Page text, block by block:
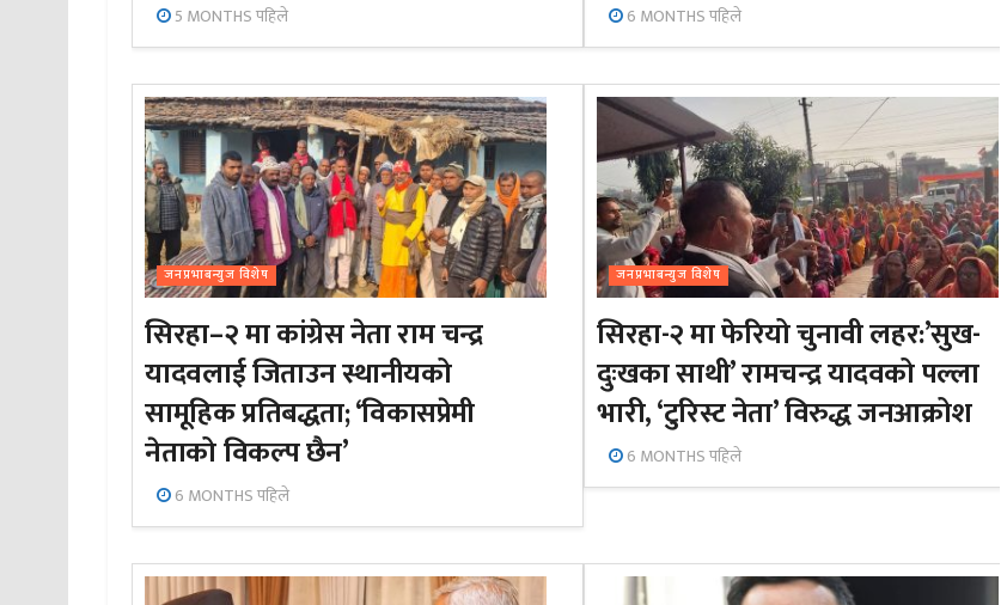
5 MONTHS पहिले 6 MONTHS पहिले
जनप्रभाबन्युज विशेष
सिरहा–२ मा कांग्रेस नेता राम चन्द्र
यादवलाई जिताउन स्थानीयको
सामूहिक प्रतिबद्धता; ‘विकासप्रेमी
नेताको विकल्प छैन’
6 MONTHS पहिले
जनप्रभाबन्युज विशेष
सिरहा-२ मा फेरियो चुनावी लहर:’सुख-
दुःखका साथी’ रामचन्द्र यादवको पल्ला
भारी, ‘टुरिस्ट नेता’ विरुद्ध जनआक्रोश
6 MONTHS पहिले